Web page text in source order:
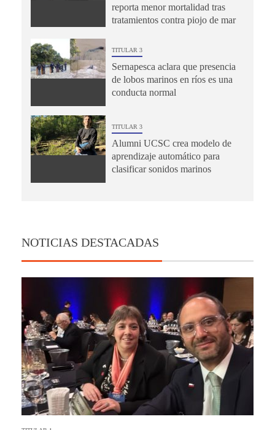
reporta menor mortalidad tras
tratamientos contra piojo de mar
TITULAR 3
Sernapesca aclara que presencia
de lobos marinos en ríos es una
conducta normal
TITULAR 3
Alumni UCSC crea modelo de
aprendizaje automático para
clasificar sonidos marinos
NOTICIAS DESTACADAS